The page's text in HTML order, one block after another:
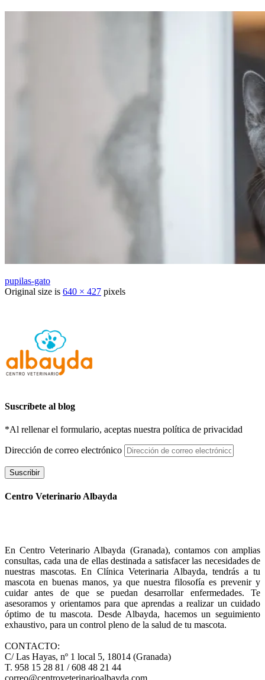
pupilas-gato
Original size is 640 × 427 pixels
Suscríbete al blog
*Al rellenar el formulario, aceptas nuestra política de privacidad
Dirección de correo electrónico
Suscribir
Centro Veterinario Albayda
En Centro Veterinario Albayda (Granada), contamos con amplias
consultas, cada una de ellas destinada a satisfacer las necesidades de
nuestras mascotas. En Clínica Veterinaria Albayda, tendrás a tu
mascota en buenas manos, ya que nuestra filosofía es prevenir y
cuidar antes de que se puedan desarrollar enfermedades. Te
asesoramos y orientamos para que aprendas a realizar un cuidado
óptimo de tu mascota. Desde Albayda, hacemos un seguimiento
exhaustivo, para un control pleno de la salud de tu mascota.
CONTACTO:
C/ Las Hayas, nº 1 local 5, 18014 (Granada)
T. 958 15 28 81 / 608 48 21 44